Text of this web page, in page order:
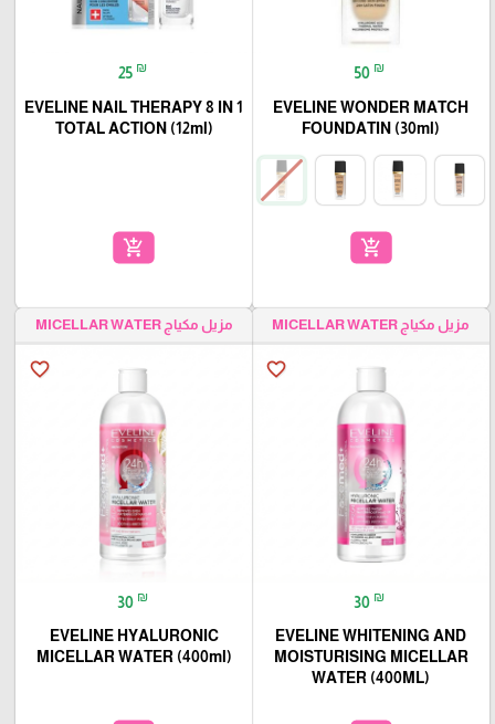
50 ₪
EVELINE WONDER MATCH
FOUNDATIN (30ml)
add_shopping_cart
25 ₪
EVELINE NAIL THERAPY 8 IN 1
TOTAL ACTION (12ml)
add_shopping_cart
مزيل مكياج MICELLAR WATER
favorite_border
30 ₪
EVELINE WHITENING AND
MOISTURISING MICELLAR
WATER (400ML)
مزيل مكياج MICELLAR WATER
favorite_border
30 ₪
EVELINE HYALURONIC
MICELLAR WATER (400ml)